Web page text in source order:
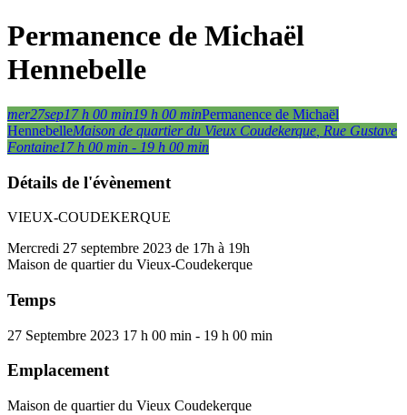
Permanence de Michaël
Hennebelle
mer27sep17 h 00 min19 h 00 minPermanence de Michaël
HennebelleMaison de quartier du Vieux Coudekerque , Rue Gustave
Fontaine17 h 00 min - 19 h 00 min
Détails de l'évènement
VIEUX-COUDEKERQUE
Mercredi 27 septembre 2023 de 17h à 19h
Maison de quartier du Vieux-Coudekerque
Temps
27 Septembre 2023 17 h 00 min - 19 h 00 min
Emplacement
Maison de quartier du Vieux Coudekerque